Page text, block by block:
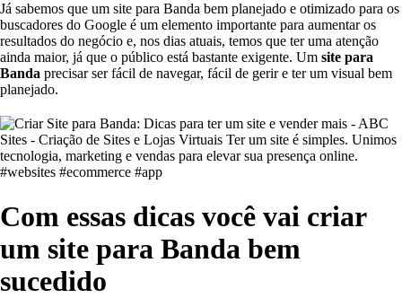
Já sabemos que um site para Banda bem planejado e otimizado para os
buscadores do Google é um elemento importante para aumentar os
resultados do negócio e, nos dias atuais, temos que ter uma atenção
ainda maior, já que o público está bastante exigente. Um site para
Banda precisar ser fácil de navegar, fácil de gerir e ter um visual bem
planejado.
Com essas dicas você vai criar
um site para Banda bem
sucedido